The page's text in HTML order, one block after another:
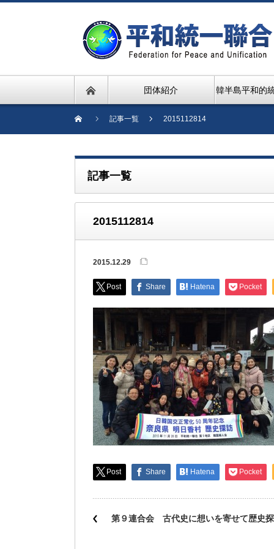
団体紹介 韓半島平和的
記事一覧 2015112814
記事一覧
2015112814
2015.12.29
Post Share Hatena Pocket
Post Share Hatena Pocket
第９連合会 古代史に想いを寄せて歴史